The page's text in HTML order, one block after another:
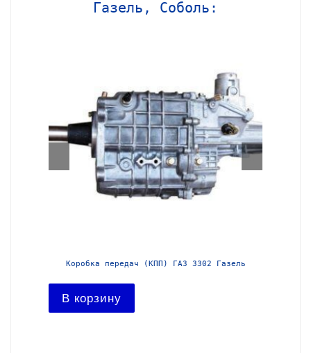
Газель, Соболь:
Коробка передач (КПП) ГАЗ 3302 Газель
В корзину